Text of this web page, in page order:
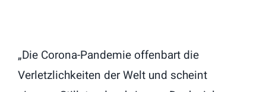
„Die Corona-Pandemie offenbart die
Verletzlichkeiten der Welt und scheint